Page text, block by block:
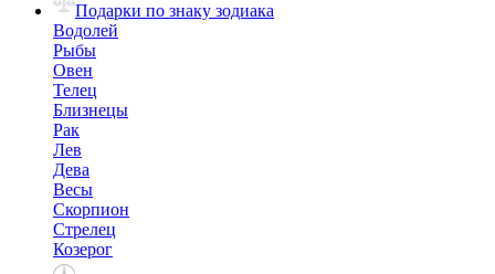
Подарки по знаку зодиака
Водолей
Рыбы
Овен
Телец
Близнецы
Рак
Лев
Дева
Весы
Скорпион
Стрелец
Козерог